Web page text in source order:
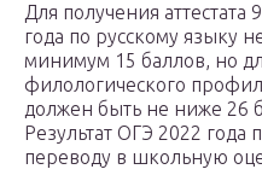
Для получения
года по русскому языку
минимум 15 баллов, но
филологического
должен быть не ниже 26
Результат ОГЭ 2022 года
переводу в школьную